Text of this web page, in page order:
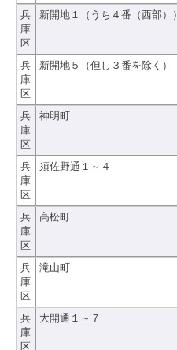
兵
庫
区
新開地１（うち４番（西部））
兵
庫
区
新開地５（但し３番を除く）
兵
庫
区
神明町
兵
庫
区
須佐野通１～４
兵
庫
区
高松町
兵
庫
区
滝山町
兵
庫
区
大開通１～７